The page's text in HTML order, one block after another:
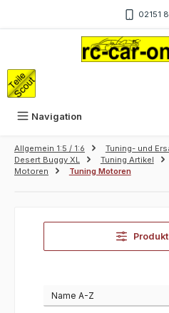
02151
Navigation
Allgemein 1:5 / 1:6 Tuning- und
Desert Buggy XL
Tuning Artikel
Motoren
Tuning Motoren